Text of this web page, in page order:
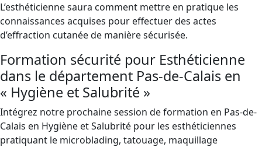
L’esthéticienne saura comment mettre en pratique les
connaissances acquises pour effectuer des actes
d’effraction cutanée de manière sécurisée.
Formation sécurité pour Esthéticienne
dans le département Pas-de-Calais en
« Hygiène et Salubrité »
Intégrez notre prochaine session de formation en Pas-de-
Calais en Hygiène et Salubrité pour les esthéticiennes
pratiquant le microblading, tatouage, maquillage